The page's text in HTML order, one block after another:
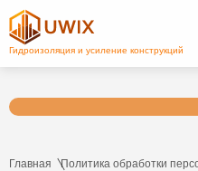
Главная Политика обработки